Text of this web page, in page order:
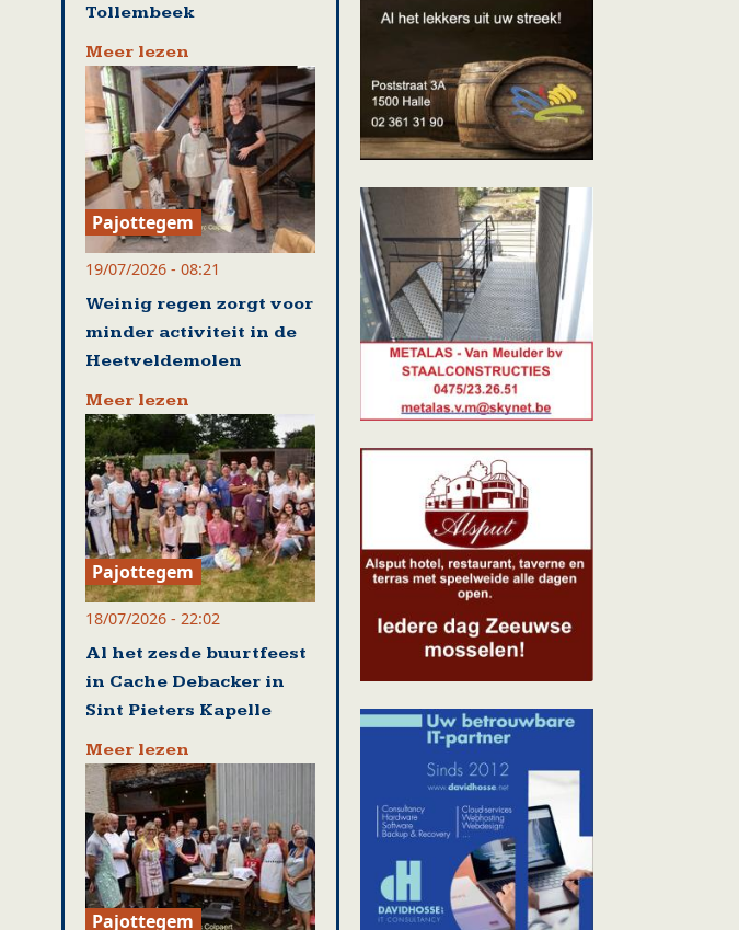
Tollembeek
Meer lezen
Pajottegem
19/07/2026 - 08:21
Weinig regen zorgt voor
minder activiteit in de
Heetveldemolen
Meer lezen
Pajottegem
18/07/2026 - 22:02
Al het zesde buurtfeest
in Cache Debacker in
Sint Pieters Kapelle
Meer lezen
Pajottegem